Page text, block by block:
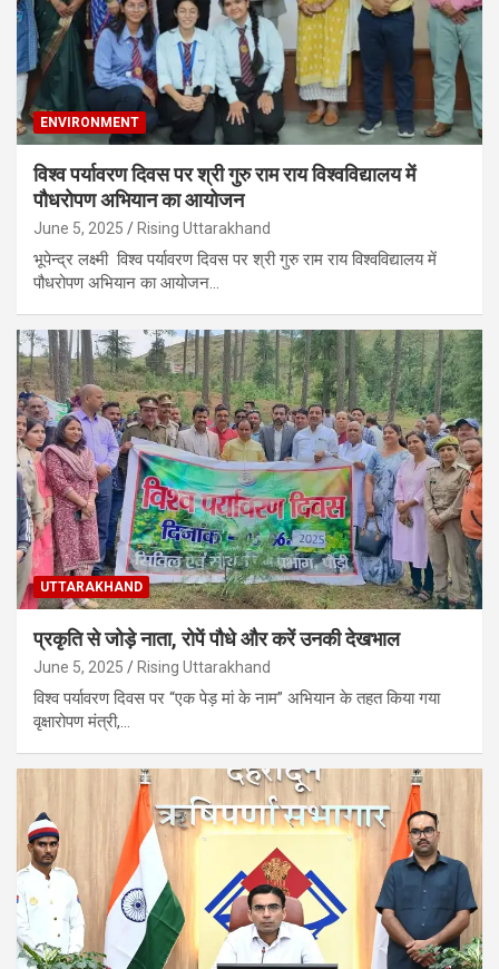
ENVIRONMENT
विश्व पर्यावरण दिवस पर श्री गुरु राम राय विश्वविद्यालय में
पौधरोपण अभियान का आयोजन
June 5, 2025 Rising Uttarakhand
भूपेन्द्र लक्ष्मी विश्व पर्यावरण दिवस पर श्री गुरु राम राय विश्वविद्यालय में
पौधरोपण अभियान का आयोजन…
UTTARAKHAND
प्रकृति से जोड़े नाता, रोपें पौधे और करें उनकी देखभाल
June 5, 2025 Rising Uttarakhand
विश्व पर्यावरण दिवस पर “एक पेड़ मां के नाम” अभियान के तहत किया गया
वृक्षारोपण मंत्री,…